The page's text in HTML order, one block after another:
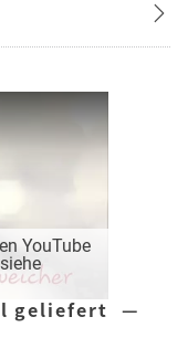
YouTube
geliefert —